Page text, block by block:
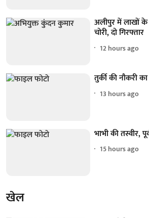
अलीपुर में लाखों
चोरी, दो गिरफ्तार
12 hours ago
तुर्की की नौकरी
13 hours ago
भाभी की तस्वीर,
15 hours ago
खेल